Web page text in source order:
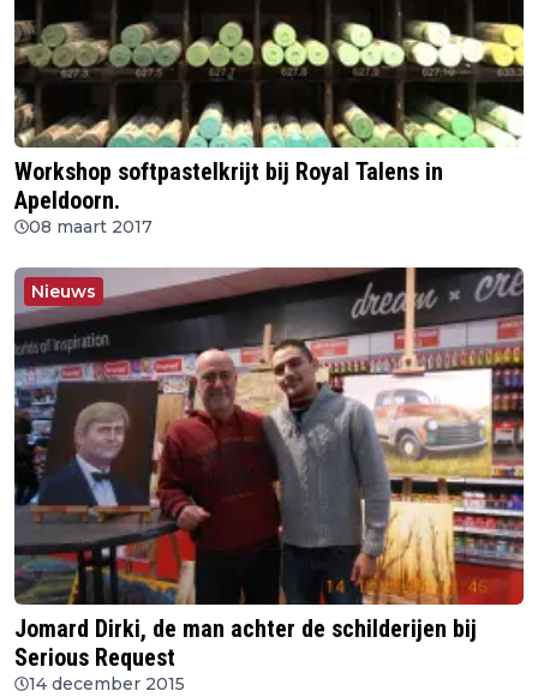
Workshop softpastelkrijt bij Royal Talens in
Apeldoorn.
08 maart 2017
Nieuws
Jomard Dirki, de man achter de schilderijen bij
Serious Request
14 december 2015